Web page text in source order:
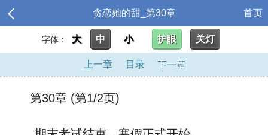
贪恋她的甜_第30章 首页
字体： 大 中 小 护眼 关灯
上一章 目录 下一章
第30章 (第1/2页)